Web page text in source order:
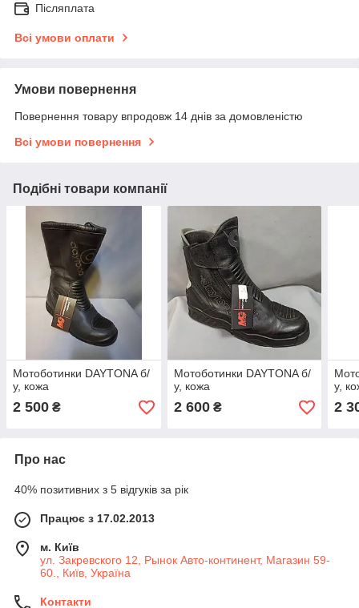
Післяплата
Всі умови оплати
Умови повернення
Повернення товару впродовж 14 днів за домовленістю
Всі умови повернення
Подібні товари компанії
Мотоботинки DAYTONA б/
у, кожа
2 500 ₴
Мотоботинки DAYTONA б/
у, кожа
2 600₴
у,
2
Про нас
40% позитивних з 5 відгуків за рік
Працює з 17.02.2013
м. Київ
ул. Закревского 12, Рынок Авто-континент, Магазин 59-
60., Київ, Україна
Контакти